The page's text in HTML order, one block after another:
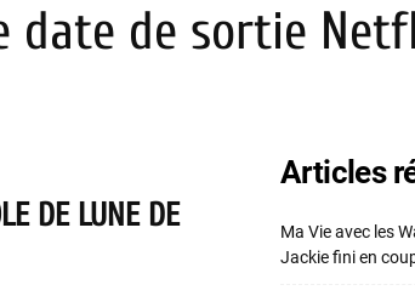
date de sortie
DE LUNE DE
Articles
Ma Vie avec les
Jackie fini en